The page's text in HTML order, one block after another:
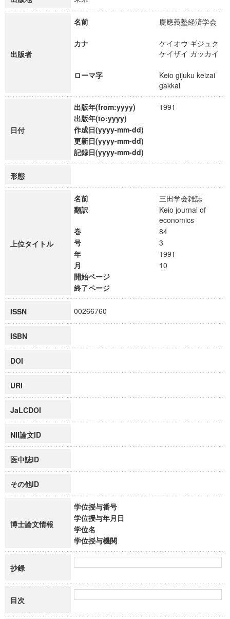
出版者
名前 慶應義塾経済学会
カナ
ケイオウ ギジュク
ケイザイ ガッカイ
ローマ字
Keio gijuku keizai
gakkai
日付
出版年(from:yyyy)
1991
出版年(to:yyyy)
作成日(yyyy-mm-dd)
更新日(yyyy-mm-dd)
記録日(yyyy-mm-dd)
形態
上位タイトル
名前
三田学会雑誌
翻訳
Keio journal of
economics
巻
84
号
3
年
1991
月
10
開始ページ
終了ページ
ISSN 00266760
ISBN
DOI
URI
JaLCDOI
NII論文ID
医中誌ID
その他ID
博士論文情報
学位授与番号
学位授与年月日
学位名
学位授与機関
抄録
目次